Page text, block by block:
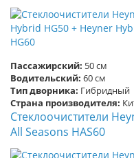
Пассажирский: 50 см
Водительский: 60 см
Тип дворника: Гибридный
Страна производителя:
Стеклоочистители
All Seasons HAS60